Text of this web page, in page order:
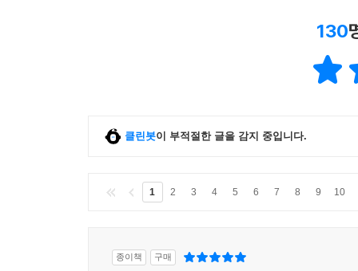
130
클린봇이 부적절한 글을 감지 중입니다.
1 2 3 4 5 6 7 8 9 10
종이책 구매